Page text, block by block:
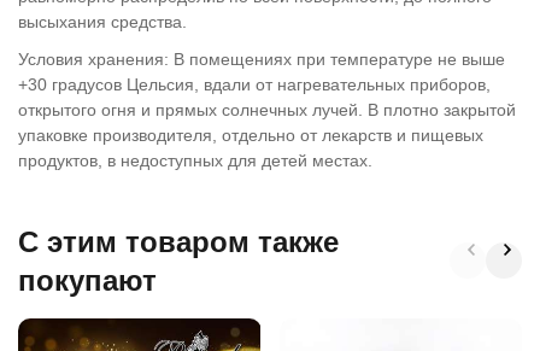
высыхания средства.
Условия хранения: В помещениях при температуре не выше
+30 градусов Цельсия, вдали от нагревательных приборов,
открытого огня и прямых солнечных лучей. В плотно закрытой
упаковке производителя, отдельно от лекарств и пищевых
продуктов, в недоступных для детей местах.
C этим товаром также
покупают